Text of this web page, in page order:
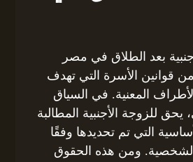
بعد الطلاق في مصر
من قوانين الأسرة التي تهدف
المعنية. في السياق
يحق للزوجة الأجنبية المطالبة
التي تم تحديدها وفقًا
الشخصية. ومن هذه الحقوق